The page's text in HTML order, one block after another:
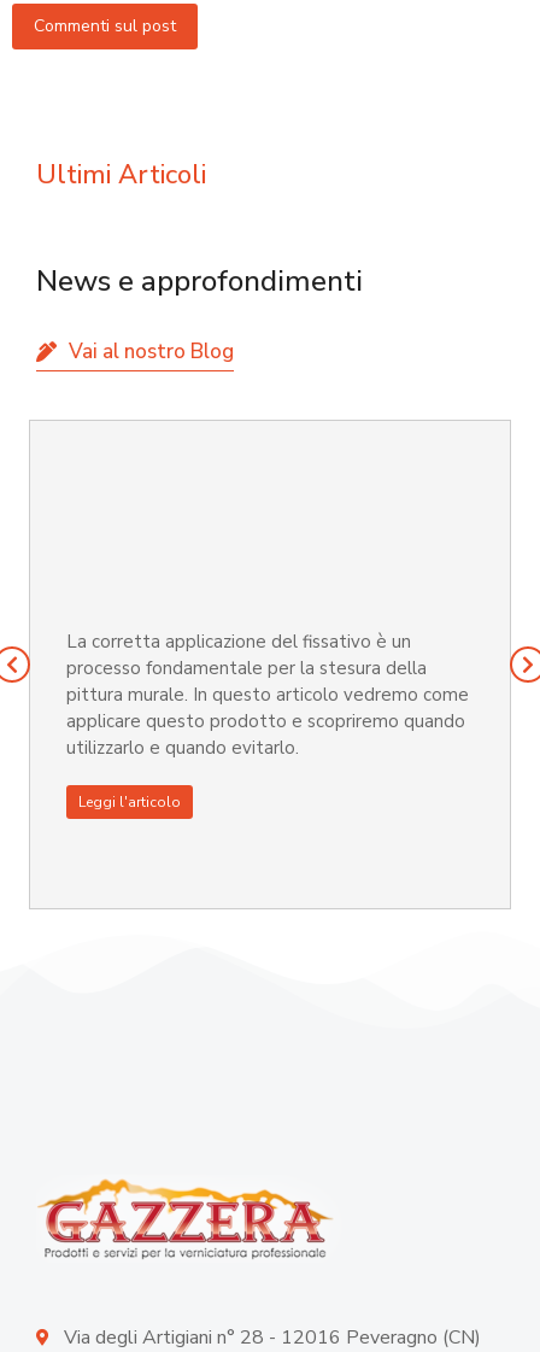
Commenti sul post
Ultimi Articoli
News e approfondimenti
Vai al nostro Blog
La corretta applicazione del fissativo è un
processo fondamentale per la stesura della
pittura murale. In questo articolo vedremo come
applicare questo prodotto e scopriremo quando
utilizzarlo e quando evitarlo.
Leggi l'articolo
Via degli Artigiani n° 28 - 12016 Peveragno (CN)